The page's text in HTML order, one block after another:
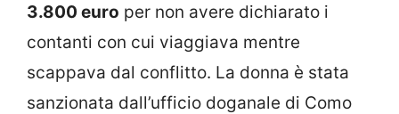
3.800 euro per non avere dichiarato i
contanti con cui viaggiava mentre
scappava dal conflitto. La donna è stata
sanzionata dall’ufficio doganale di Como